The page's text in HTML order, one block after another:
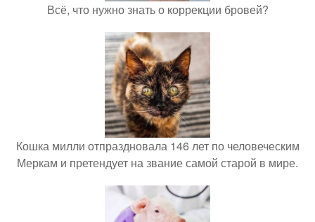
Всё, что нужно знать о коррекции бровей?
Кошка милли отпраздновала 146 лет по человеческим
Меркам и претендует на звание самой старой в мире.